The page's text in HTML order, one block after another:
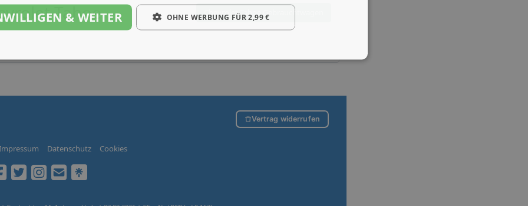
Tahoe Chevrolet Tahoe Gebrauchtwagen
Vertrag widerrufen
Datenschutz Cookies
& WEITER OHNE WERBUNG FÜR 2,99 €